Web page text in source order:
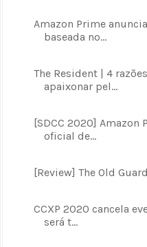
Amazon Prime
baseada no...
The Resident | 4
apaixonar pel...
[SDCC 2020]
oficial de...
[Review] The Old Guard
CCXP 2020 cancela
será t...